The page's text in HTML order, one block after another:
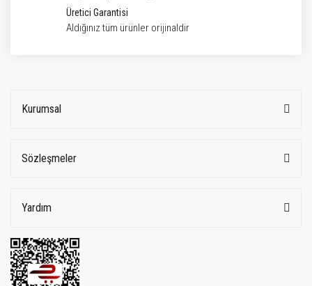
Üretici Garantisi
Aldığınız tüm ürünler orijinaldir
Kurumsal
Sözleşmeler
Yardım